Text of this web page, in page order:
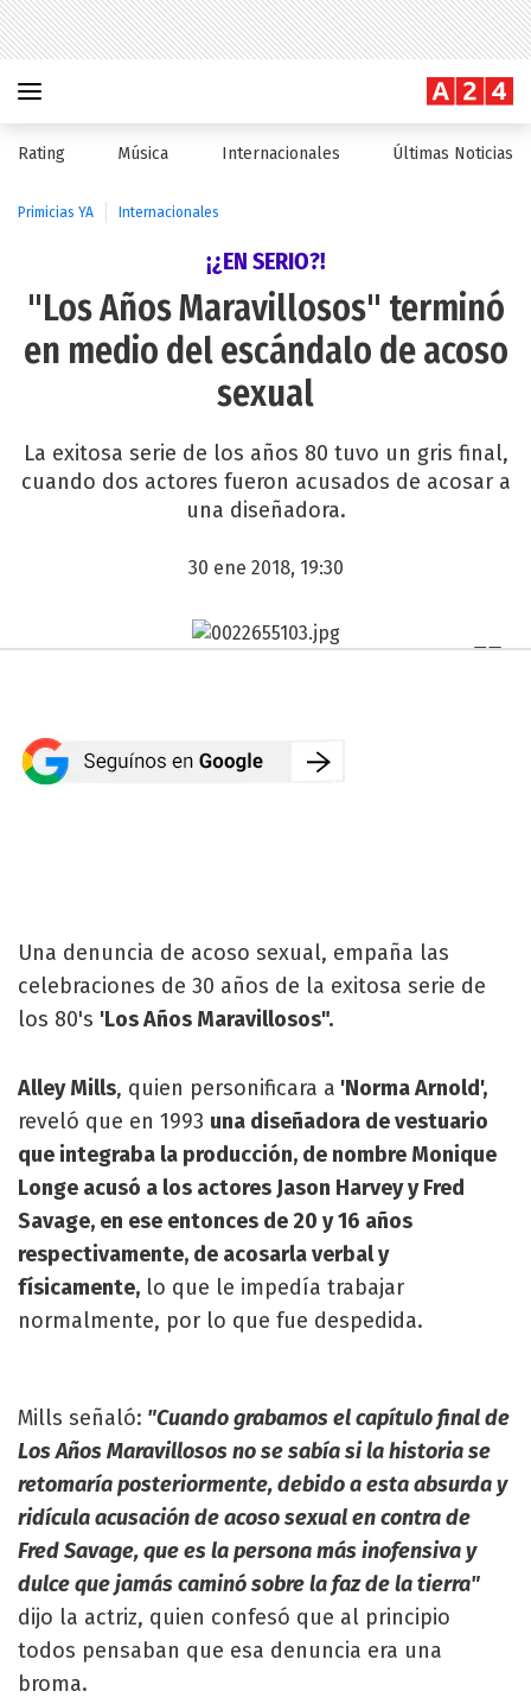
Rating Música Internacionales Últimas Noticias
Primicias YA Internacionales
¡¿EN SERIO?!
"Los Años Maravillosos" terminó
en medio del escándalo de acoso
sexual
La exitosa serie de los años 80 tuvo un gris final,
cuando dos actores fueron acusados de acosar a
una diseñadora.
30 ene 2018, 19:30
Una denuncia de acoso sexual, empaña las
celebraciones de 30 años de la exitosa serie de
los 80's 'Los Años Maravillosos".
Alley Mills, quien personificara a 'Norma Arnold',
reveló que en 1993 una diseñadora de vestuario
que integraba la producción, de nombre Monique
Longe acusó a los actores Jason Harvey y Fred
Savage, en ese entonces de 20 y 16 años
respectivamente, de acosarla verbal y
físicamente, lo que le impedía trabajar
normalmente, por lo que fue despedida.
Mills señaló: "Cuando grabamos el capítulo final de
Los Años Maravillosos no se sabía si la historia se
retomaría posteriormente, debido a esta absurda y
ridícula acusación de acoso sexual en contra de
Fred Savage, que es la persona más inofensiva y
dulce que jamás caminó sobre la faz de la tierra"
dijo la actriz, quien confesó que al principio
todos pensaban que esa denuncia era una
broma.